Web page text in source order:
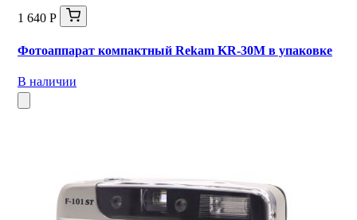
1 640 Р
Фотоаппарат компактный Rekam KR-30M в упаковке
В наличии